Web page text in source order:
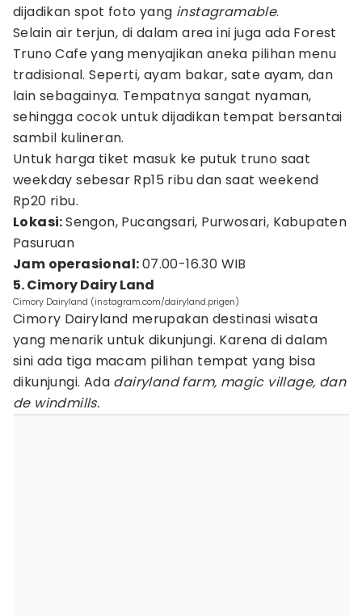
dijadikan spot foto yang instagramable.
Selain air terjun, di dalam area ini juga ada Forest
Truno Cafe yang menyajikan aneka pilihan menu
tradisional. Seperti, ayam bakar, sate ayam, dan
lain sebagainya. Tempatnya sangat nyaman,
sehingga cocok untuk dijadikan tempat bersantai
sambil kulineran.
Untuk harga tiket masuk ke putuk truno saat
weekday sebesar Rp15 ribu dan saat weekend
Rp20 ribu.
Lokasi:Sengon, Pucangsari, Purwosari, Kabupaten
Pasuruan
Jam operasional:07.00-16.30 WIB
5. Cimory Dairy Land
Cimory Dairyland (instagram.com/dairyland.prigen)
Cimory Dairyland merupakan destinasi wisata
yang menarik untuk dikunjungi. Karena di dalam
sini ada tiga macam pilihan tempat yang bisa
dikunjungi. Ada dairyland farm, magic village, dan
de windmills.